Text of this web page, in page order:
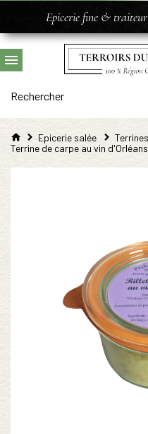
Epicerie fine & traiteur
Epicerie salée
Terrine de carpe au vin d'Orléans